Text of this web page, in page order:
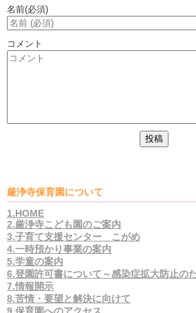
名前(必須)
コメント
厳浄寺保育園について
1.HOME
2.厳浄寺こども園のご案内
3.子育て支援センター こがめ
4.一時預かり事業の案内
5.学童の案内
6.登園許可書について～感染症拡大防止の
7.情報開示
8.苦情・要望と解決に向けて